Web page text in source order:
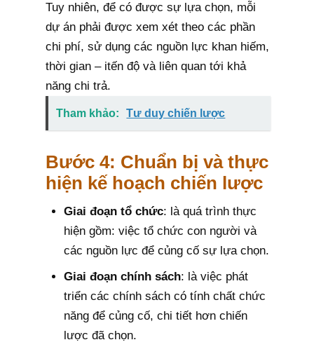
Tuy nhiên, để có được sự lựa chọn, mỗi
dự án phải được xem xét theo các phần
chi phí, sử dụng các nguồn lực khan hiếm,
thời gian – itến độ và liên quan tới khả
năng chi trả.
Tham khảo: Tư duy chiến lược
Bước 4: Chuẩn bị và thực
hiện kế hoạch chiến lược
Giai đoạn tổ chức: là quá trình thực
hiện gồm: việc tổ chức con người và
các nguồn lực để củng cố sự lựa chọn.
Giai đoạn chính sách: là việc phát
triển các chính sách có tính chất chức
năng để củng cố, chi tiết hơn chiến
lược đã chọn.